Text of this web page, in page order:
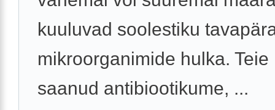
kuuluvad soolestiku
mikroorganimide hulka.
saanud antibiootikume, ...